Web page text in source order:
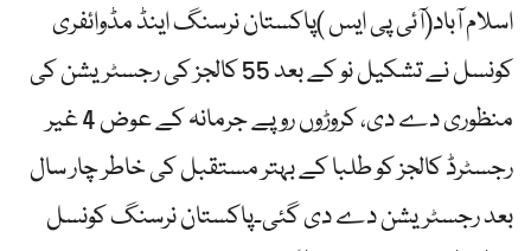
اسلام آباد(آئی پی ایس )پاکستان نرسنگ اینڈ مڈوائفری
کونسل نے تشکیل نو کے بعد 55 کالجز کی رجسٹریشن کی
منظوری دے دی، کروڑوں روپے جرمانہ کے عوض 4 غیر
رجسٹرڈ کالجز کو طلبا کے بہتر مستقبل کی خاطر چار سال
بعد رجسٹریشن دے دی گئی۔پاکستان نرسنگ کونسل